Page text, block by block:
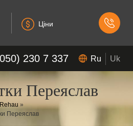
Ціни
230 7 337 Ru Uk
Переяслав
»
Переяслав